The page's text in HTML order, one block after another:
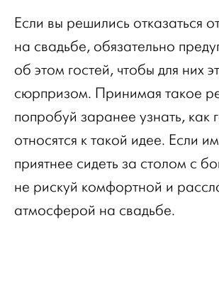
Если вы решились отказаться
на свадьбе, обязательно
об этом гостей, чтобы для них
сюрпризом. Принимая такое
попробуй заранее узнать, как
относятся к такой идее. Если
приятнее сидеть за столом с
не рискуй комфортной и
атмосферой на свадьбе.